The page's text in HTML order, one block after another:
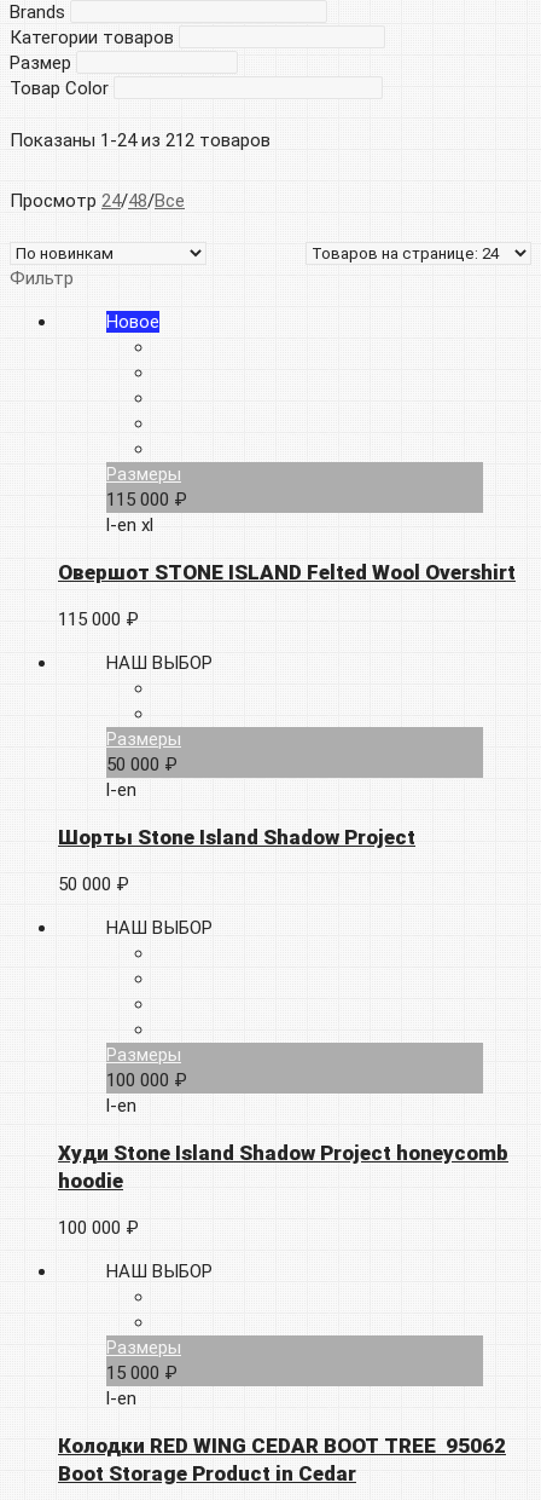
Brands
Категории товаров
Размер
Товар Color
Показаны 1-24 из 212 товаров
Просмотр 24/48/Все
Фильтр
Новое
Размеры
115 000 ₽
l-en xl
Овершот STONE ISLAND Felted Wool Overshirt
115 000 ₽
НАШ ВЫБОР
Размеры
50 000 ₽
l-en
Шорты Stone Island Shadow Project
50 000 ₽
НАШ ВЫБОР
Размеры
100 000 ₽
l-en
Худи Stone Island Shadow Project honeycomb
hoodie
100 000 ₽
НАШ ВЫБОР
Размеры
15 000 ₽
l-en
Колодки RED WING CEDAR BOOT TREE 95062
Boot Storage Product in Cedar